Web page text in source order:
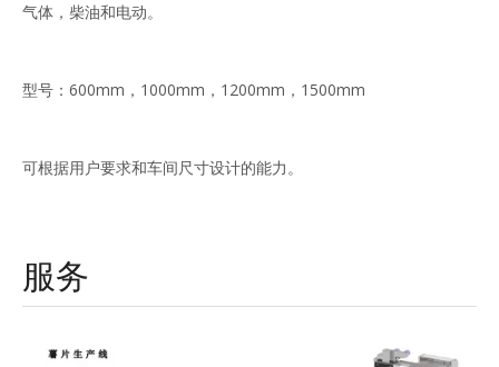
气体，柴油和电动。
型号：600mm，1000mm，1200mm，1500mm
可根据用户要求和车间尺寸设计的能力。
服务